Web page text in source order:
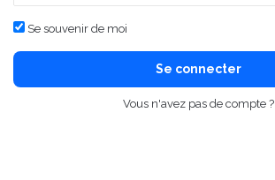
Se souvenir de moi
Se connecter
Vous n'avez pas de compte ?